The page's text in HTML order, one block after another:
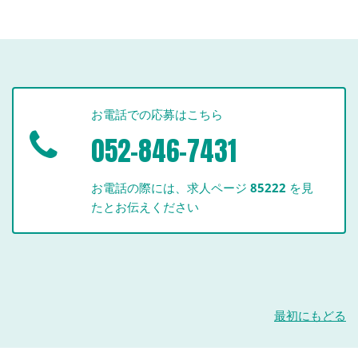
お電話での応募はこちら
052-846-7431
お電話の際には、求人ページ85222 を見
たとお伝えください
最初にもどる